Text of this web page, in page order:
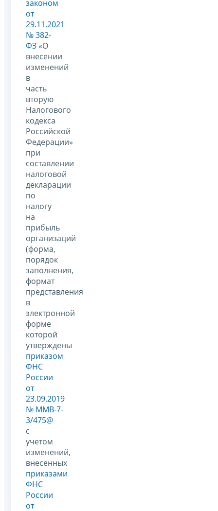
законом
от
29.11.2021
№ 382-
ФЗ «О
внесении
изменений
в
часть
вторую
Налогового
кодекса
Российской
Федерации»
при
составлении
налоговой
декларации
по
налогу
на
прибыль
организаций
(форма,
порядок
заполнения,
формат
представления
в
электронной
форме
которой
утверждены
приказом
ФНС
России
от
23.09.2019
№ ММВ-7-
3/475@
с
учетом
изменений,
внесенных
приказами
ФНС
России
от